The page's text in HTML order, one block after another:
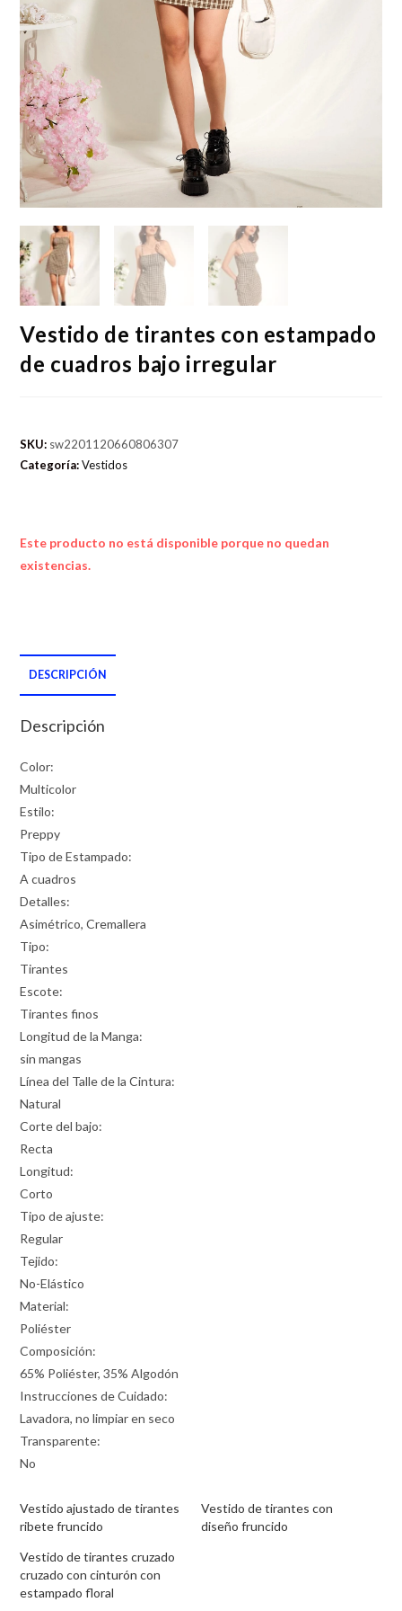
Vestido de tirantes con estampado
de cuadros bajo irregular
SKU: sw2201120660806307
Categoría:Vestidos
Este producto no está disponible porque no quedan
existencias.
DESCRIPCIÓN
Descripción
Color:
Multicolor
Estilo:
Preppy
Tipo de Estampado:
A cuadros
Detalles:
Asimétrico, Cremallera
Tipo:
Tirantes
Escote:
Tirantes finos
Longitud de la Manga:
sin mangas
Línea del Talle de la Cintura:
Natural
Corte del bajo:
Recta
Longitud:
Corto
Tipo de ajuste:
Regular
Tejido:
No-Elástico
Material:
Poliéster
Composición:
65% Poliéster, 35% Algodón
Instrucciones de Cuidado:
Lavadora, no limpiar en seco
Transparente:
No
Vestido ajustado de tirantes
ribete fruncido
Vestido de tirantes con
diseño fruncido
Vestido de tirantes cruzado
cruzado con cinturón con
estampado floral